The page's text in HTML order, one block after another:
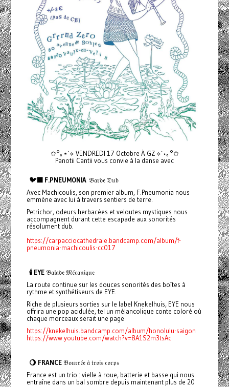
✩°｡⋆˙⟡ VENDREDI 17 Octobre À GZ ⟡˙⋆｡°✩
Panotii Cantii vous convie à la danse avec
🐦‍⬛ F.PNEUMONIA𝔅𝔞𝔯𝔡𝔢 𝔇𝔲𝔟
Avec Machicoulis, son premier album, F.Pneumonia nous
emmène avec lui à travers sentiers de terre.
Petrichor, odeurs herbacées et veloutes mystiques nous
accompagnent durant cette escapade aux sonorités
résolument dub.
https://carpacciocathedrale.bandcamp.com/album/f-
pneumonia-machicoulis-cc017
🕯️ EYE𝔅𝔞𝔩𝔞𝔡𝔢 𝔐𝔢́𝔠𝔞𝔫𝔦𝔮𝔲𝔢
La route continue sur les douces sonorités des boîtes à
rythme et synthétiseurs de EYE.
Riche de plusieurs sorties sur le label Knekelhuis, EYE nous
offrira une pop acidulée, tel un mélancolique conte coloré où
chaque morceaux serait une page
https://knekelhuis.bandcamp.com/album/honolulu-saigon
https://www.youtube.com/watch?v=8A1S2m3tsAc
🌖 FRANCE𝔅𝔬𝔲𝔯𝔯𝔢́𝔢 𝔞̀ 𝔱𝔯𝔬𝔦𝔰 𝔠𝔬𝔯𝔭𝔰
France est un trio : vielle à roue, batterie et basse qui nous
entraîne dans un bal sombre depuis maintenant plus de 20